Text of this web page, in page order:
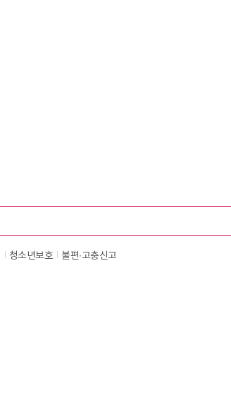
청소년보호 불편∙고충신고